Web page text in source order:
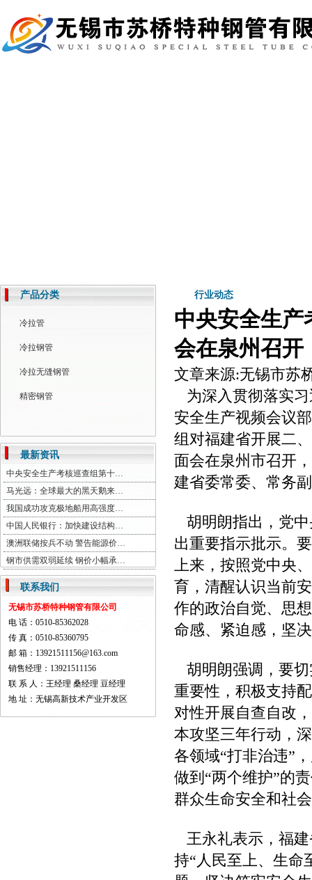
产品分类
冷拉管
冷拉钢管
冷拉无缝钢管
精密钢管
最新资讯
中央安全生产考核巡查组第十…
马光远：全球最大的黑天鹅来…
我国成功攻克极地船用高强度…
中国人民银行：加快建设结构…
澳洲联储按兵不动 警告能源价…
钢市供需双弱延续 钢价小幅承…
联系我们
无锡市苏桥特种钢管有限公司
电 话：0510-85362028
传 真：0510-85360795
邮 箱：13921511156@163.com
销售经理：13921511156
联 系 人：王经理 桑经理 豆经理
地 址：无锡高新技术产业开发区
行业动态
中央安全生产
会在泉州召开
文章来源:无锡市苏
为深入贯彻落实
安全生产视频会议
组对福建省开展二
面会在泉州市召开
建省委常委、常务
胡明朗指出，党
出重要指示批示。
上来，按照党中央
育，清醒认识当前
作的政治自觉、思
命感、紧迫感，坚
胡明朗强调，要
重要性，积极支持
对性开展自查自改
本攻坚三年行动，
各领域“打非治违”
做到“两个维护”的
群众生命安全和社
王永礼表示，福
持“人民至上、生命